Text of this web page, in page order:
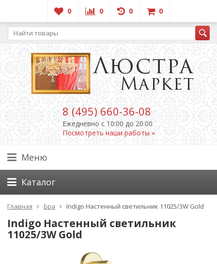
0 0 0 0
8 (495) 660-36-08
Ежедневно c 10:00 до 20:00
Посмотреть наши работы »
Меню
Каталог
Главная Бра Indigo Настенный светильник 11025/3W Gold
Indigo Настенный светильник
11025/3W Gold